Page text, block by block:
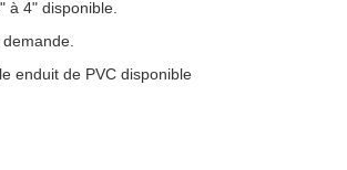
à 4" disponible.
enduit de PVC disponible